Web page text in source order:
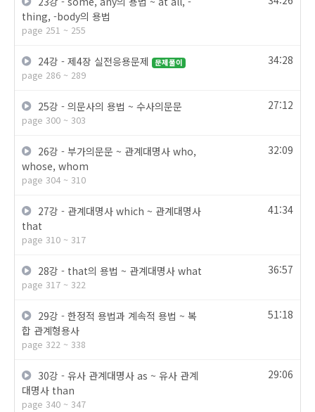
thing, -body의 용법
page 251 ~ 255
24강 - 제4장 실전응용문제 문제풀이 34:28
page 286 ~ 289
25강 - 의문사의 용법 ~ 수사의문문 27:12
page 300 ~ 303
26강 - 부가의문문 ~ 관계대명사 who,
whose, whom
32:09
page 304 ~ 310
27강 - 관계대명사 which ~ 관계대명사
that
41:34
page 310 ~ 317
28강 - that의 용법 ~ 관계대명사 what 36:57
page 317 ~ 322
29강 - 한정적 용법과 계속적 용법 ~ 복
합 관계형용사
51:18
page 322 ~ 338
30강 - 유사 관계대명사 as ~ 유사 관계
대명사 than
29:06
page 340 ~ 347